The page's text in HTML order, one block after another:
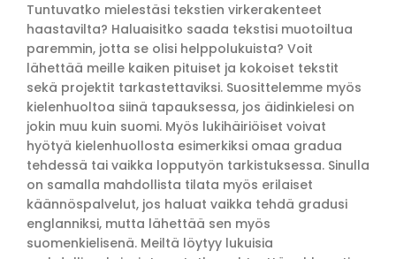
Tuntuvatko mielestäsi tekstien virkerakenteet
haastavilta? Haluaisitko saada tekstisi muotoiltua
paremmin, jotta se olisi helppolukuista? Voit
lähettää meille kaiken pituiset ja kokoiset tekstit
sekä projektit tarkastettaviksi. Suosittelemme myös
kielenhuoltoa siinä tapauksessa, jos äidinkielesi on
jokin muu kuin suomi. Myös lukihäiriöiset voivat
hyötyä kielenhuollosta esimerkiksi omaa gradua
tehdessä tai vaikka lopputyön tarkistuksessa. Sinulla
on samalla mahdollista tilata myös erilaiset
käännöspalvelut, jos haluat vaikka tehdä gradusi
englanniksi, mutta lähettää sen myös
suomenkielisenä. Meiltä löytyy lukuisia